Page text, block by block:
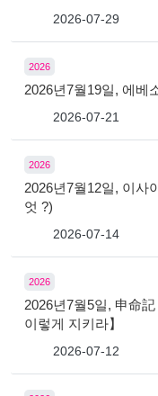
2026-07-29
2026
2026년7월19일, 에베
2026-07-21
2026
2026년7월12일, 이사
엇 ?)
2026-07-14
2026
2026년7월5일, 申命
이렇게 지키라】
2026-07-12